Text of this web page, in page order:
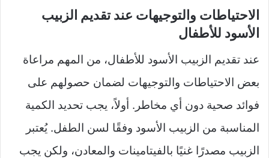
الاحتياطات والتوجيهات عند تقديم الزبيب
الأسود للأطفال
عند تقديم الزبيب الأسود للأطفال، من المهم مراعاة
بعض الاحتياطات والتوجيهات لضمان حصولهم على
فوائد صحية دون أي مخاطر. أولاً، يجب تحديد الكمية
المناسبة من الزبيب الأسود وفقًا لسن الطفل. يُعتبر
الزبيب مصدرًا غنيًا بالفيتامينات والمعادن، ولكن يجب